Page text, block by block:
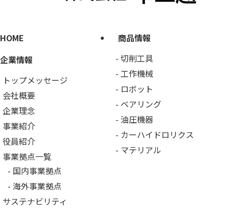
HOME
企業情報
トップメッセージ
会社概要
企業理念
事業紹介
役員紹介
事業拠点一覧
国内事業拠点
海外事業拠点
サステナビリティ
商品情報
切削工具
工作機械
ロボット
ベアリング
油圧機器
カーハイドロリクス
マテリアル